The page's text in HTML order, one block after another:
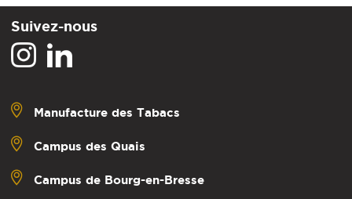
Suivez-nous
Manufacture des Tabacs
Campus des Quais
Campus de Bourg-en-Bresse